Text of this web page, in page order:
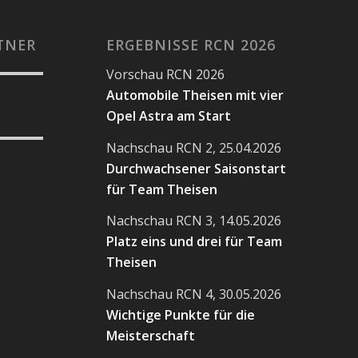
ERGEBNISSE RCN 2026
Vorschau RCN 2026
Automobile Theisen mit vier
Opel Astra am Start
Nachschau RCN 2, 25.04.2026
Durchwachsener Saisonstart
für Team Theisen
Nachschau RCN 3, 14.05.2026
Platz eins und drei für Team
Theisen
Nachschau RCN 4, 30.05.2026
Wichtige Punkte für die
Meisterschaft